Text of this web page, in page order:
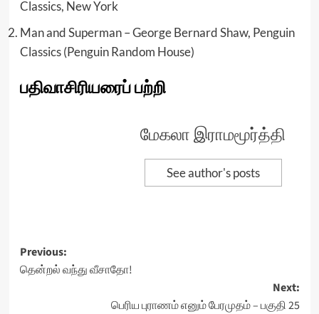
Classics, New York
Man and Superman – George Bernard Shaw, Penguin
Classics (Penguin Random House)
பதிவாசிரியரைப் பற்றி
மேகலா இராமமூர்த்தி
See author's posts
Post
navigation
Previous:
தென்றல் வந்து வீசாதோ!
Next:
பெரிய புராணம் எனும் பேரமுதம் – பகுதி 25